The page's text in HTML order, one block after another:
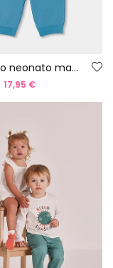
Completo neonato maglietta pantaloni cotone
17,95 €